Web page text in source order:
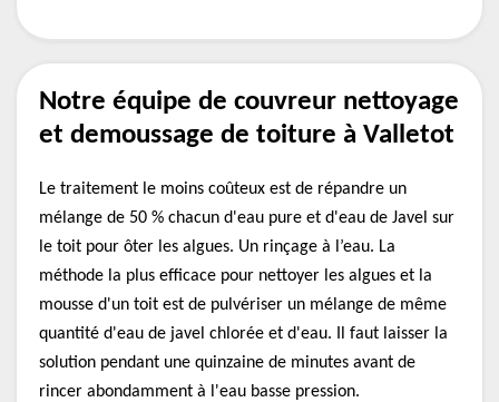
Notre équipe de couvreur nettoyage
et demoussage de toiture à Valletot
Le traitement le moins coûteux est de répandre un
mélange de 50 % chacun d'eau pure et d'eau de Javel sur
le toit pour ôter les algues. Un rinçage à l’eau. La
méthode la plus efficace pour nettoyer les algues et la
mousse d'un toit est de pulvériser un mélange de même
quantité d'eau de javel chlorée et d'eau. Il faut laisser la
solution pendant une quinzaine de minutes avant de
rincer abondamment à l'eau basse pression.